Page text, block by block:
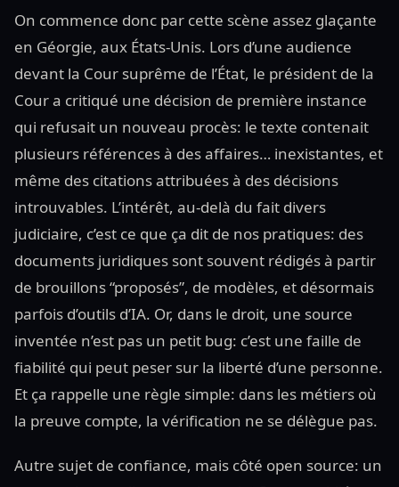
On commence donc par cette scène assez glaçante
en Géorgie, aux États-Unis. Lors d’une audience
devant la Cour suprême de l’État, le président de la
Cour a critiqué une décision de première instance
qui refusait un nouveau procès: le texte contenait
plusieurs références à des affaires… inexistantes, et
même des citations attribuées à des décisions
introuvables. L’intérêt, au-delà du fait divers
judiciaire, c’est ce que ça dit de nos pratiques: des
documents juridiques sont souvent rédigés à partir
de brouillons “proposés”, de modèles, et désormais
parfois d’outils d’IA. Or, dans le droit, une source
inventée n’est pas un petit bug: c’est une faille de
fiabilité qui peut peser sur la liberté d’une personne.
Et ça rappelle une règle simple: dans les métiers où
la preuve compte, la vérification ne se délègue pas.
Autre sujet de confiance, mais côté open source: un